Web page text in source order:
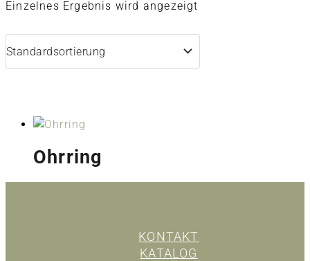
Einzelnes Ergebnis wird angezeigt
Ohrring
KONTAKT
KATALOG